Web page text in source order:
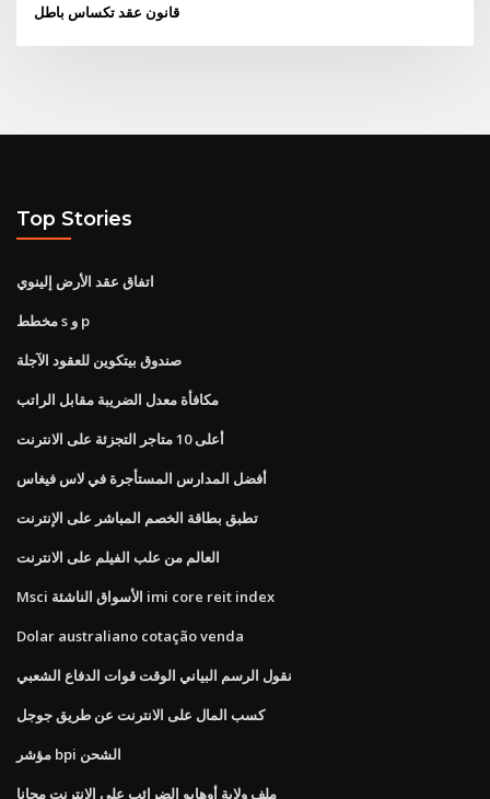
قانون عقد تكساس باطل
Top Stories
اتفاق عقد الأرض إلينوي
مخطط s و p
صندوق بيتكوين للعقود الآجلة
مكافأة معدل الضريبة مقابل الراتب
أعلى 10 متاجر التجزئة على الانترنت
أفضل المدارس المستأجرة في لاس فيغاس
تطبق بطاقة الخصم المباشر على الإنترنت
العالم من علب الفيلم على الانترنت
Msci الأسواق الناشئة imi core reit index
Dolar australiano cotação venda
نقول الرسم البياني الوقت قوات الدفاع الشعبي
كسب المال على الانترنت عن طريق جوجل
مؤشر bpi الشحن
ملف ولاية أوهايو الضرائب على الانترنت مجانا